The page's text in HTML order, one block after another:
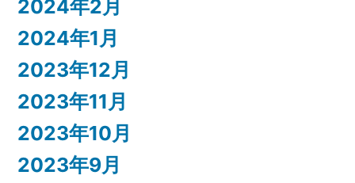
2024年2月
2024年1月
2023年12月
2023年11月
2023年10月
2023年9月